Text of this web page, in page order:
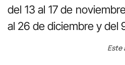
del 13 al 17 de
al 26 de diciembre y del
Este